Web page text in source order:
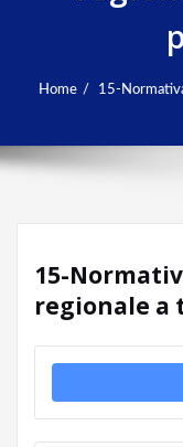
Home 15-
15-
regionale a